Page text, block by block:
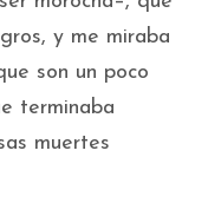
y me miraba
son un poco
terminaba
muertes